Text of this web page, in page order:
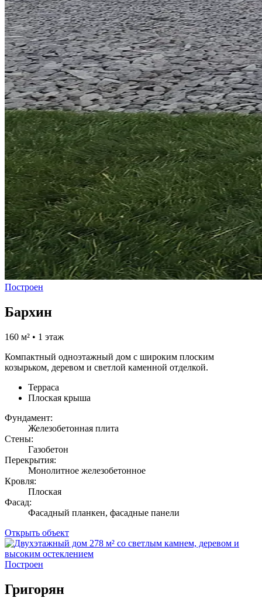
Построен
Бархин
160 м² • 1 этаж
Компактный одноэтажный дом с широким плоским
козырьком, деревом и светлой каменной отделкой.
Терраса
Плоская крыша
Фундамент:
Железобетонная плита
Стены:
Газобетон
Перекрытия:
Монолитное железобетонное
Кровля:
Плоская
Фасад:
Фасадный планкен, фасадные панели
Открыть объект
Построен
Григорян